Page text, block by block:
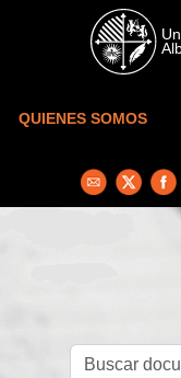
Skip to main content
QUIENES SOMOS